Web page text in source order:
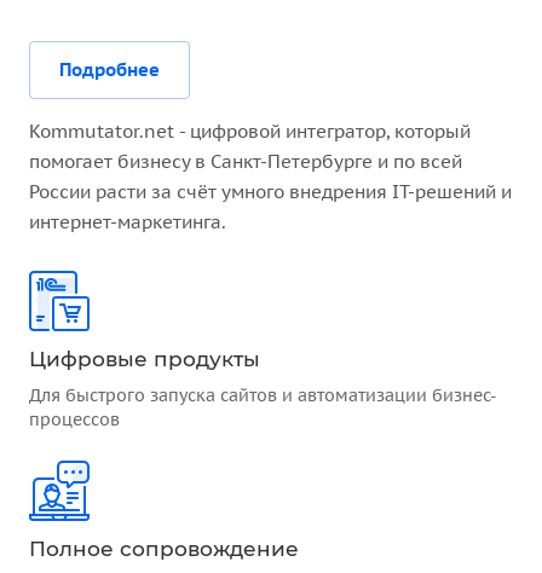
Подробнее
Kommutator.net - цифровой интегратор, который
помогает бизнесу в Санкт-Петербурге и по всей
России расти за счёт умного внедрения IT-решений и
интернет-маркетинга.
Цифровые продукты
Для быстрого запуска сайтов и автоматизации бизнес-
процессов
Полное сопровождение